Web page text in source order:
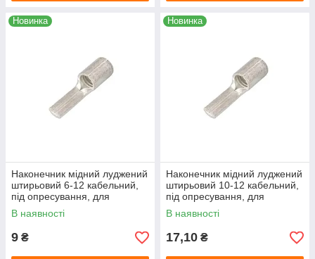
Новинка
Наконечник мідний луджений
штирьовий 6-12 кабельний,
під опресування, для
проводу 6 мм², довжина 12
мм
В наявності
9 ₴
Новинка
Наконечник мідний луджений
штирьовий 10-12 кабельний,
під опресування, для
проводу 10 мм², довжина 12
мм
В наявності
17,10 ₴